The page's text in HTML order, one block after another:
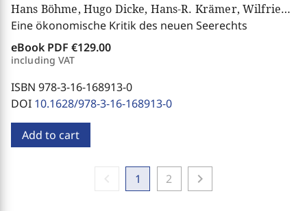
Hans Böhme, Hugo Dicke, Hans-R. Krämer, Wilfried Prewo, Horst Rodemer, Henning Sichelschmidt, Carsten S. Thoroe, Frank Wolter
Eine ökonomische Kritik des neuen Seerechts
eBook PDF €129.00
including VAT
ISBN 978-3-16-168913-0
DOI 10.1628/978-3-16-168913-0
Add to cart
1 2 chevron_right